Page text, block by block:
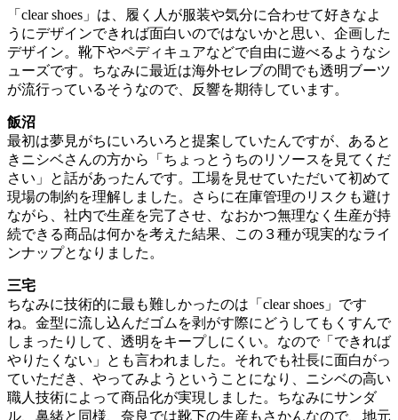
「clear shoes」は、履く人が服装や気分に合わせて好きなよ
うにデザインできれば面白いのではないかと思い、企画した
デザイン。靴下やペディキュアなどで自由に遊べるようなシ
ューズです。ちなみに最近は海外セレブの間でも透明ブーツ
が流行っているそうなので、反響を期待しています。
飯沼
最初は夢見がちにいろいろと提案していたんですが、あると
きニシベさんの方から「ちょっとうちのリソースを見てくだ
さい」と話があったんです。工場を見せていただいて初めて
現場の制約を理解しました。さらに在庫管理のリスクも避け
ながら、社内で生産を完了させ、なおかつ無理なく生産が持
続できる商品は何かを考えた結果、この３種が現実的なライ
ンナップとなりました。
三宅
ちなみに技術的に最も難しかったのは「clear shoes」です
ね。金型に流し込んだゴムを剥がす際にどうしてもくすんで
しまったりして、透明をキープしにくい。なので「できれば
やりたくない」とも言われました。それでも社長に面白がっ
ていただき、やってみようということになり、ニシベの高い
職人技術によって商品化が実現しました。ちなみにサンダ
ル、鼻緒と同様、奈良では靴下の生産もさかんなので、地元